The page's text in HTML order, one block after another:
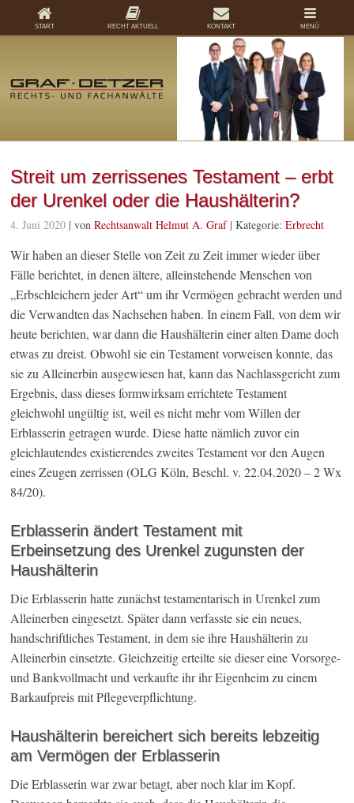
Streit um zerrissenes Testament – erbt
der Urenkel oder die Haushälterin?
4. Juni 2020 | vonRechtsanwalt Helmut A. Graf| Kategorie:Erbrecht
Wir haben an dieser Stelle von Zeit zu Zeit immer wieder über
Fälle berichtet, in denen ältere, alleinstehende Menschen von
„Erbschleichern jeder Art“ um ihr Vermögen gebracht werden und
die Verwandten das Nachsehen haben. In einem Fall, von dem wir
heute berichten, war dann die Haushälterin einer alten Dame doch
etwas zu dreist. Obwohl sie ein Testament vorweisen konnte, das
sie zu Alleinerbin ausgewiesen hat, kann das Nachlassgericht zum
Ergebnis, dass dieses formwirksam errichtete Testament
gleichwohl ungültig ist, weil es nicht mehr vom Willen der
Erblasserin getragen wurde. Diese hatte nämlich zuvor ein
gleichlautendes existierendes zweites Testament vor den Augen
eines Zeugen zerrissen (OLG Köln, Beschl. v. 22.04.2020 – 2 Wx
84/20).
Erblasserin ändert Testament mit
Erbeinsetzung des Urenkel zugunsten der
Haushälterin
Die Erblasserin hatte zunächst testamentarisch in Urenkel zum
Alleinerben eingesetzt. Später dann verfasste sie ein neues,
handschriftliches Testament, in dem sie ihre Haushälterin zu
Alleinerbin einsetzte. Gleichzeitig erteilte sie dieser eine Vorsorge-
und Bankvollmacht und verkaufte ihr ihr Eigenheim zu einem
Barkaufpreis mit Pflegeverpflichtung.
Haushälterin bereichert sich bereits lebzeitig
am Vermögen der Erblasserin
Die Erblasserin war zwar betagt, aber noch klar im Kopf.
START RECHT AKTUELL KONTAKT MENÜ